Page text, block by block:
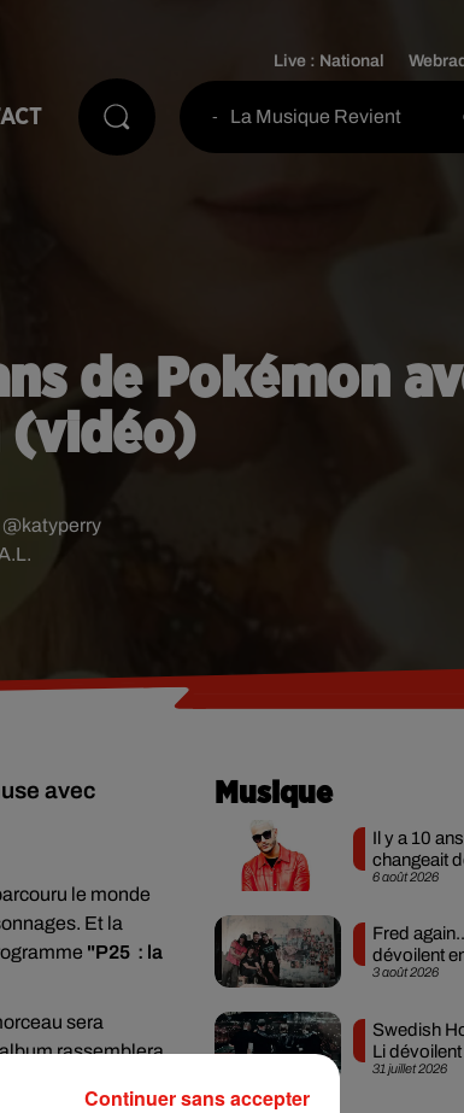
Live : National
- La Musique Revient
de Pokémon
(vidéo)
avec
le monde
Et la
"P25 : la
sera
rassemblera
Musique
6 août 2026
Il y a 10
changeait
son
3 août 2026
Fred
dévoilent
créée en...
31 juillet 2026
Swedish
Li
Sad »
Continuer sans accepter